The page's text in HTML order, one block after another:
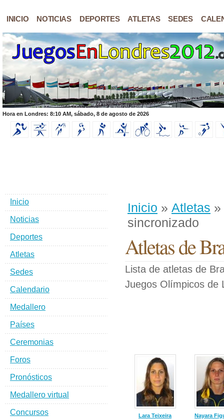
INICIO NOTICIAS DEPORTES ATLETAS SEDES
Hora en Londres: 8:10 AM, sábado, 8 de agosto de 2026
Inicio » Atletas »
sincronizado
Atletas de
Lista de atletas de
Juegos Olímpicos de
Lara Teixeira
Nayara
Inicio
Noticias
Deportes
Atletas
Sedes
Calendario
Medallero
Países
Ceremonias
Foros
Pronósticos
Medallero virtual
Concursos